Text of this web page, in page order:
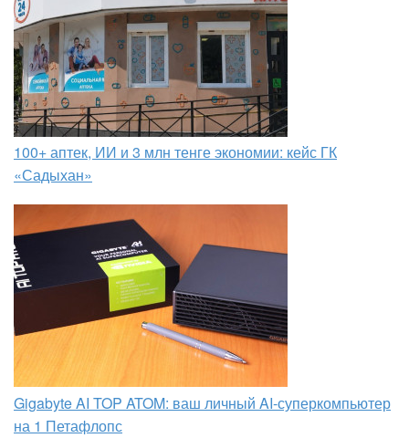
100+ аптек, ИИ и 3 млн тенге экономии: кейс ГК
«Садыхан»
Gigabyte AI TOP ATOM: ваш личный AI-суперкомпьютер
на 1 Петафлопс